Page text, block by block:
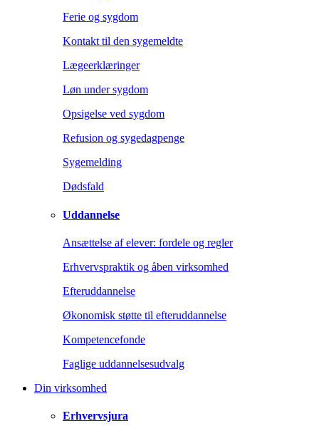
Ferie og sygdom
Kontakt til den sygemeldte
Lægeerklæringer
Løn under sygdom
Opsigelse ved sygdom
Refusion og sygedagpenge
Sygemelding
Dødsfald
Uddannelse
Ansættelse af elever: fordele og regler
Erhvervspraktik og åben virksomhed
Efteruddannelse
Økonomisk støtte til efteruddannelse
Kompetencefonde
Faglige uddannelsesudvalg
Din virksomhed
Erhvervsjura